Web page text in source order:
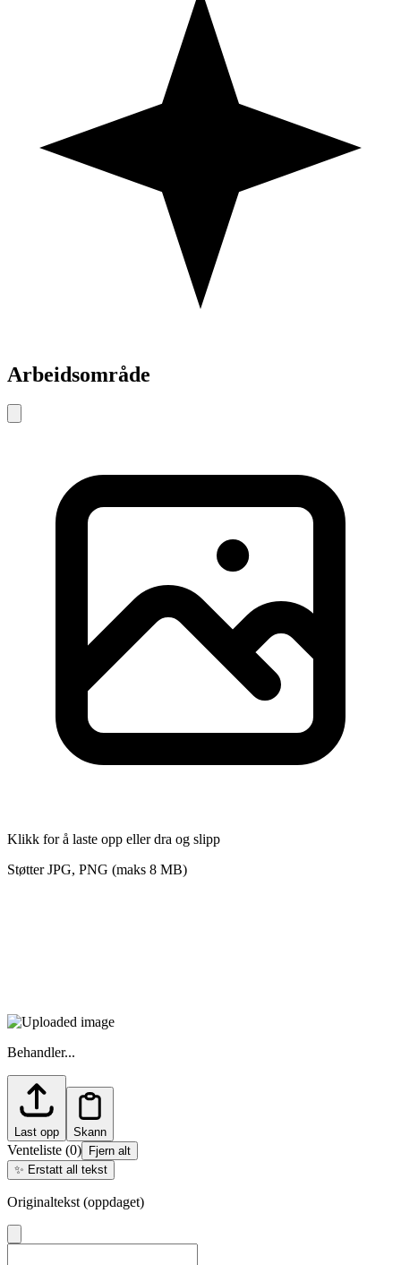
Arbeidsområde
Klikk for å laste opp eller dra og slipp
Støtter JPG, PNG (maks 8 MB)
Behandler...
Last opp Skann
Venteliste (0)
Fjern alt
✨ Erstatt all tekst
Originaltekst (oppdaget)